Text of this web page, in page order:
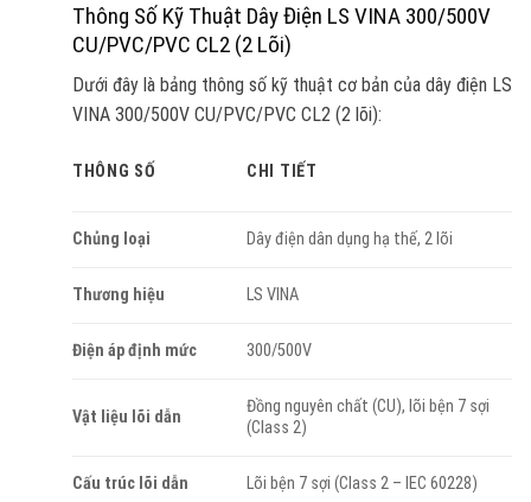
Thông Số Kỹ Thuật Dây Điện LS VINA 300/500V
CU/PVC/PVC CL2 (2 Lõi)
Dưới đây là bảng thông số kỹ thuật cơ bản của dây điện LS
VINA 300/500V CU/PVC/PVC CL2 (2 lõi):
THÔNG SỐ CHI TIẾT
Chủng loại Dây điện dân dụng hạ thế, 2 lõi
Thương hiệu LS VINA
Điện áp định mức 300/500V
Vật liệu lõi dẫn
Đồng nguyên chất (CU), lõi bện 7 sợi
(Class 2)
Cấu trúc lõi dẫn Lõi bện 7 sợi (Class 2 – IEC 60228)